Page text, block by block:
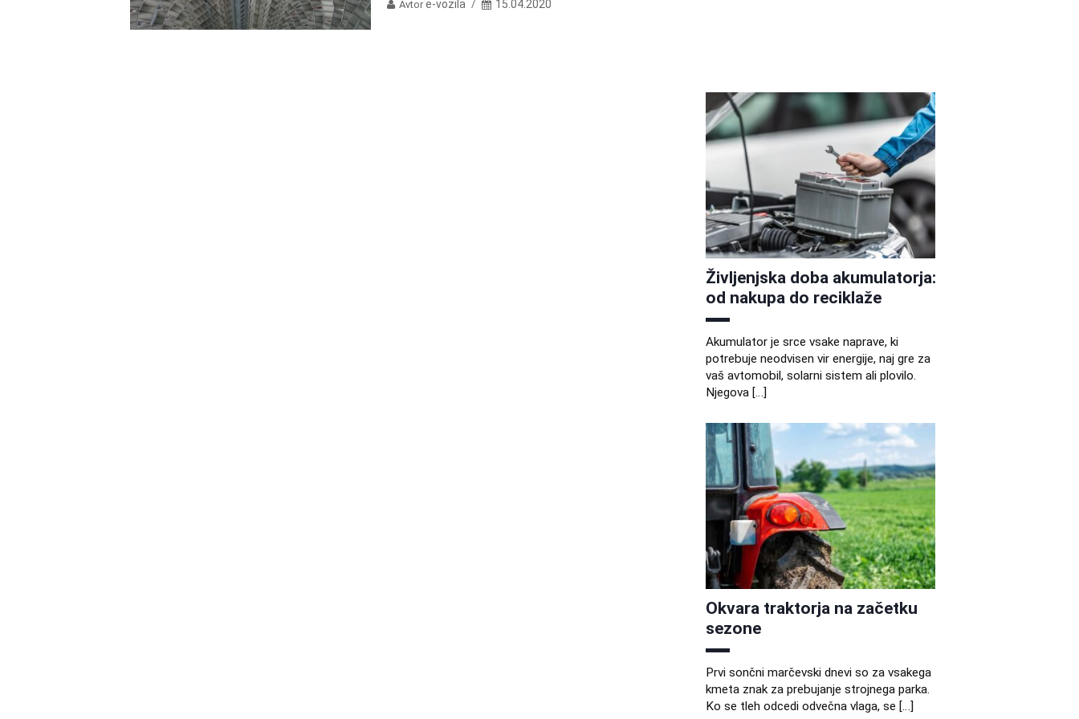
Avtor e-vozila 15.04.2020
Življenjska doba akumulatorja:
od nakupa do reciklaže
Akumulator je srce vsake naprave, ki
potrebuje neodvisen vir energije, naj gre za
vaš avtomobil, solarni sistem ali plovilo.
Njegova […]
Okvara traktorja na začetku
sezone
Prvi sončni marčevski dnevi so za vsakega
kmeta znak za prebujanje strojnega parka.
Ko se tleh odcedi odvečna vlaga, se […]